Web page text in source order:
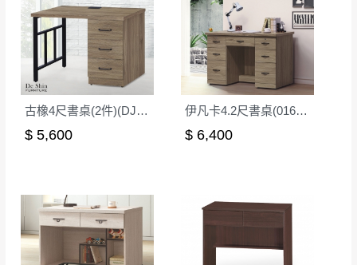
古橡4尺書桌(2件)(DJ03)
$ 5,600
伊凡卡4.2尺書桌(016-2A)
$ 6,400